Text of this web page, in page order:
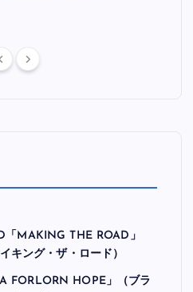
「MAKING THE ROAD」
キング・ザ・ロード）
FORLORN HOPE」（ブラ